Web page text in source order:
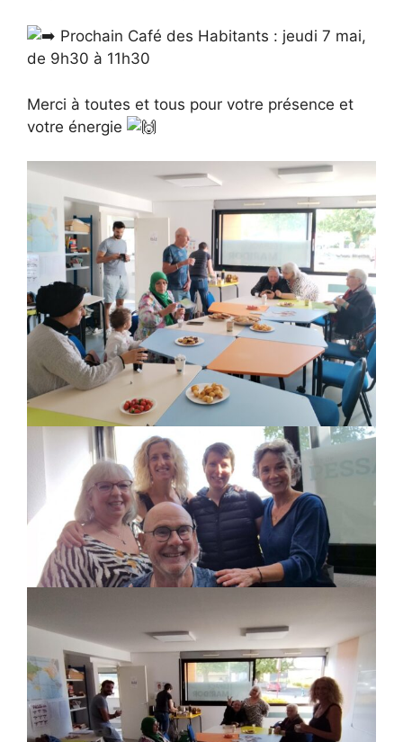
Prochain Café des Habitants : jeudi 7 mai,
de 9h30 à 11h30
Merci à toutes et tous pour votre présence et
votre énergie